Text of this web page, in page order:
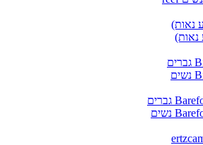
נאות)
נאות)